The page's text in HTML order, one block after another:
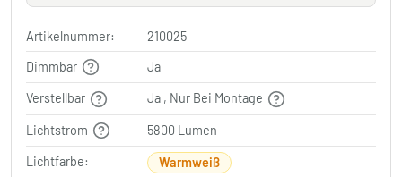
Artikelnummer:
210025
Dimmbar
Ja
Verstellbar Ja , Nur Bei Montage
Lichtstrom 5800 Lumen
Lichtfarbe: Warmweiß